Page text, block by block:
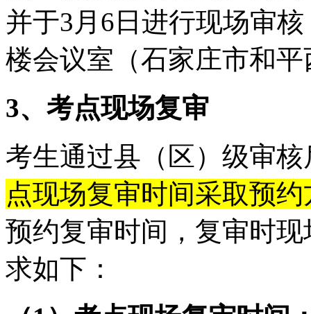
并于3 月 6 日 进行现场审
楼会议室（石家庄市和平
3、 考点现场复审
考生通过县（区）级审
点现场复审时间采取预约
预约复审时间，复审时现
求如下：